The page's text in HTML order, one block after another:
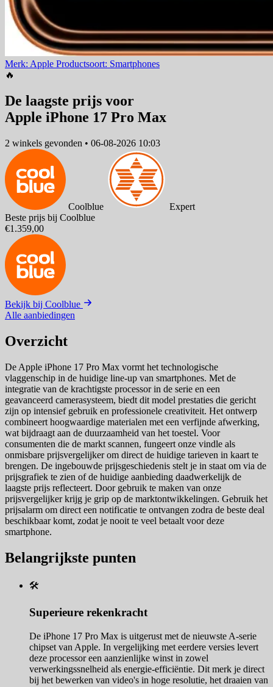
Merk: Apple Productsoort: Smartphones
🔥
De laagste prijs voor
Apple iPhone 17 Pro Max
2 winkels gevonden • 06-08-2026 10:03
Coolblue
Expert
Beste prijs bij Coolblue
€1.359,00
Bekijk bij Coolblue
Alle aanbiedingen
Overzicht
De Apple iPhone 17 Pro Max vormt het technologische
vlaggenschip in de huidige line-up van smartphones. Met de
integratie van de krachtigste processor in de serie en een
geavanceerd camerasysteem, biedt dit model prestaties die gericht
zijn op intensief gebruik en professionele creativiteit. Het ontwerp
combineert hoogwaardige materialen met een verfijnde afwerking,
wat bijdraagt aan de duurzaamheid van het toestel. Voor
consumenten die de markt scannen, fungeert onze vindle als
onmisbare prijsvergelijker om direct de huidige tarieven in kaart te
brengen. De ingebouwde prijsgeschiedenis stelt je in staat om via de
prijsgrafiek te zien of de huidige aanbieding daadwerkelijk de
laagste prijs reflecteert. Door gebruik te maken van onze
prijsvergelijker krijg je grip op de marktontwikkelingen. Gebruik het
prijsalarm om direct een notificatie te ontvangen zodra de beste deal
beschikbaar komt, zodat je nooit te veel betaalt voor deze
smartphone.
Belangrijkste punten
🛠️
Superieure rekenkracht
De iPhone 17 Pro Max is uitgerust met de nieuwste A-serie
chipset van Apple. In vergelijking met eerdere versies levert
deze processor een aanzienlijke winst in zowel
verwerkingssnelheid als energie-efficiëntie. Dit merk je direct
bij het bewerken van video's in hoge resolutie, het draaien van